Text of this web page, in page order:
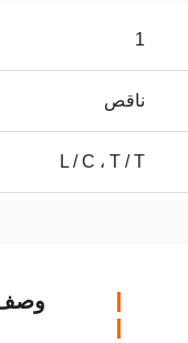
1
ناقص
L / C ، T / T
وصف